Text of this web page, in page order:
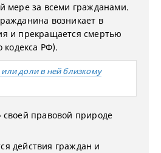
мере за всеми гражданами.
возникает в
и прекращается смертью
кодекса РФ).
доли в ней близкому
правовой природе
действия граждан и